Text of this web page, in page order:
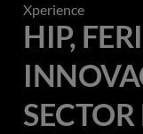
Xperience
HIP,